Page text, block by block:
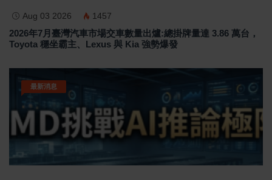
Aug 03 2026 1457
2026年7月臺灣汽車市場交車數量出爐:總掛牌量達 3.86 萬台，
Toyota 穩坐霸主、Lexus 與 Kia 強勢爆發
最新消息